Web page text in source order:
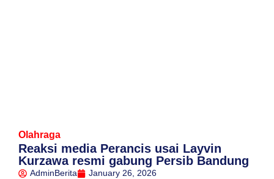
Olahraga
Reaksi media Perancis usai Layvin
Kurzawa resmi gabung Persib Bandung
AdminBerita January 26, 2026